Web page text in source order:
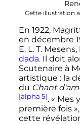
Cette illustration
En 1922,
en décembre
E. L. T.
dada. Il doit
Scutenaire à
artistique : la
du Chant
[alpha 5]. « Mes
première fois
cette